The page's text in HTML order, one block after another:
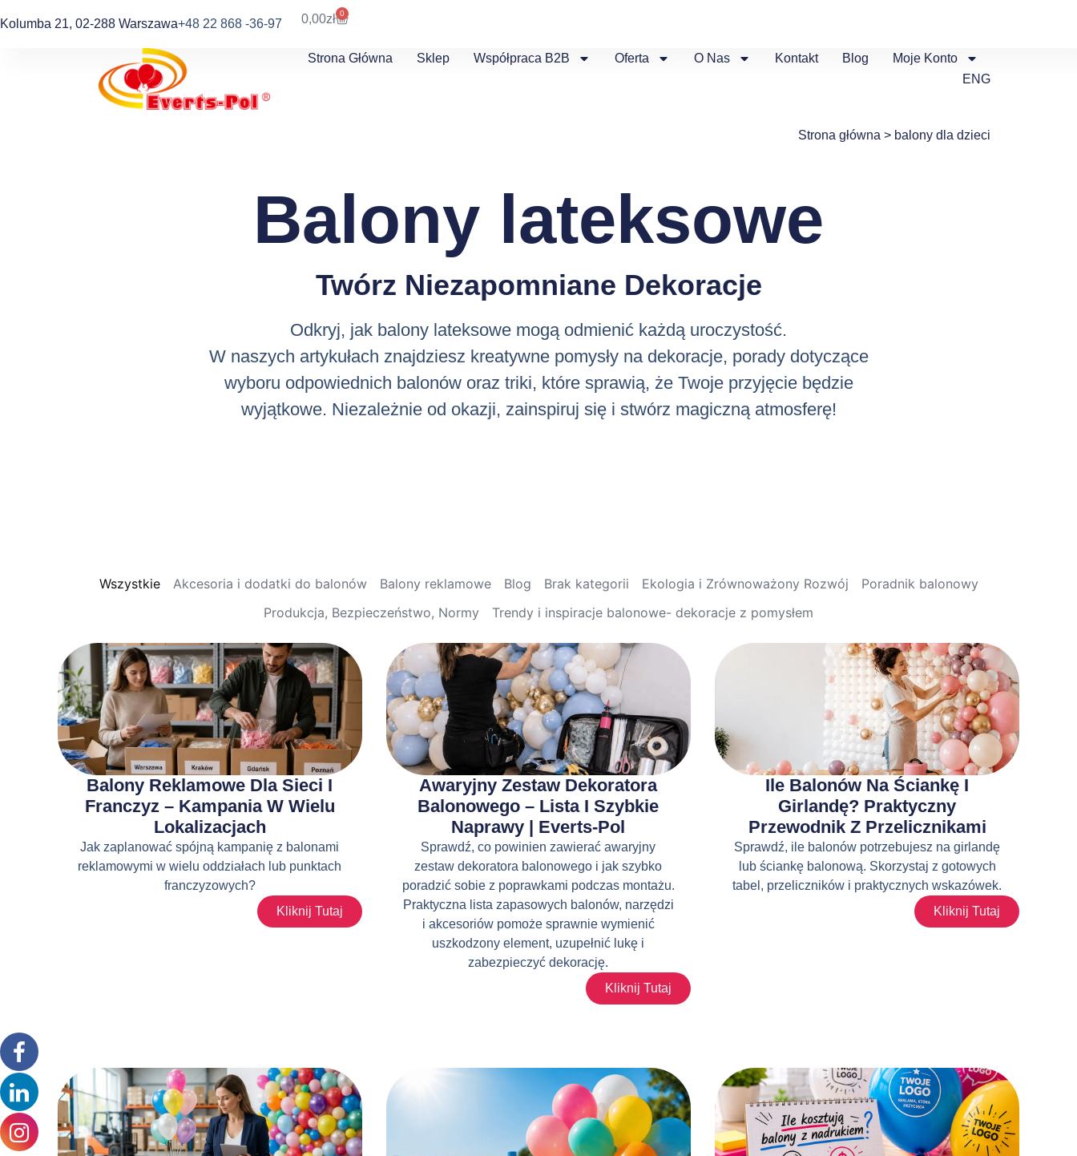
Kolumba 21, 02-288 Warszawa+48 22 868 -36-97 0,00zł 0
Strona Główna Sklep Współpraca B2B Oferta O Nas Kontakt Blog
Moje Konto
ENG
Strona główna > balony dla dzieci
Balony lateksowe
Twórz Niezapomniane Dekoracje
Odkryj, jak balony lateksowe mogą odmienić każdą uroczystość.
W naszych artykułach znajdziesz kreatywne pomysły na dekoracje, porady dotyczące
wyboru odpowiednich balonów oraz triki, które sprawią, że Twoje przyjęcie będzie
wyjątkowe. Niezależnie od okazji, zainspiruj się i stwórz magiczną atmosferę!
Akcesoria i dodatki do balonów Balony reklamowe Blog Brak kategorii Ekologia i Zrównoważony Rozwój
Poradnik balonowy
Produkcja, Bezpieczeństwo, Normy
Trendy i inspiracje balonowe- dekoracje z pomysłem
Wszystkie
Balony Reklamowe Dla Sieci I
Franczyz – Kampania W Wielu
Lokalizacjach
Jak zaplanować spójną kampanię z balonami
reklamowymi w wielu oddziałach lub punktach
franczyzowych?
Kliknij Tutaj
Awaryjny Zestaw Dekoratora
Balonowego – Lista I Szybkie
Naprawy | Everts-Pol
Sprawdź, co powinien zawierać awaryjny
zestaw dekoratora balonowego i jak szybko
poradzić sobie z poprawkami podczas montażu.
Praktyczna lista zapasowych balonów, narzędzi
i akcesoriów pomoże sprawnie wymienić
uszkodzony element, uzupełnić lukę i
zabezpieczyć dekorację.
Kliknij Tutaj
Ile Balonów Na Ściankę I
Girlandę? Praktyczny
Przewodnik Z Przelicznikami
Sprawdź, ile balonów potrzebujesz na girlandę
lub ściankę balonową. Skorzystaj z gotowych
tabel, przeliczników i praktycznych wskazówek.
Kliknij Tutaj